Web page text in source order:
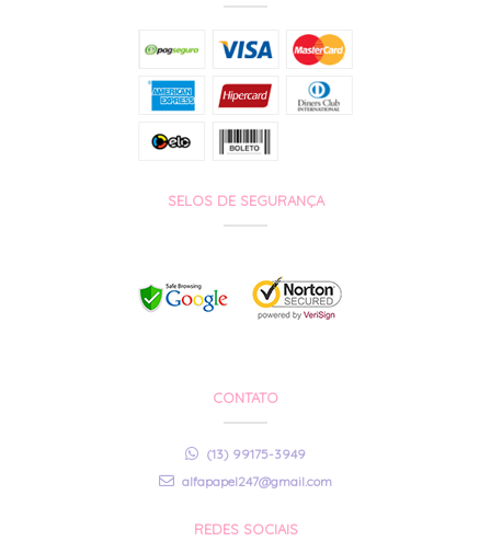
SELOS DE SEGURANÇA
CONTATO
(13) 99175-3949
alfapapel247@gmail.com
REDES SOCIAIS